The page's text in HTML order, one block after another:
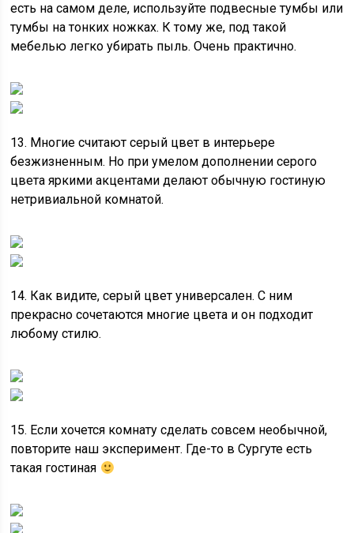
есть на самом деле, используйте подвесные тумбы или
тумбы на тонких ножках. К тому же, под такой
мебелью легко убирать пыль. Очень практично.
13. Многие считают серый цвет в интерьере
безжизненным. Но при умелом дополнении серого
цвета яркими акцентами делают обычную гостиную
нетривиальной комнатой.
14. Как видите, серый цвет универсален. С ним
прекрасно сочетаются многие цвета и он подходит
любому стилю.
15. Если хочется комнату сделать совсем необычной,
повторите наш эксперимент. Где-то в Сургуте есть
такая гостиная